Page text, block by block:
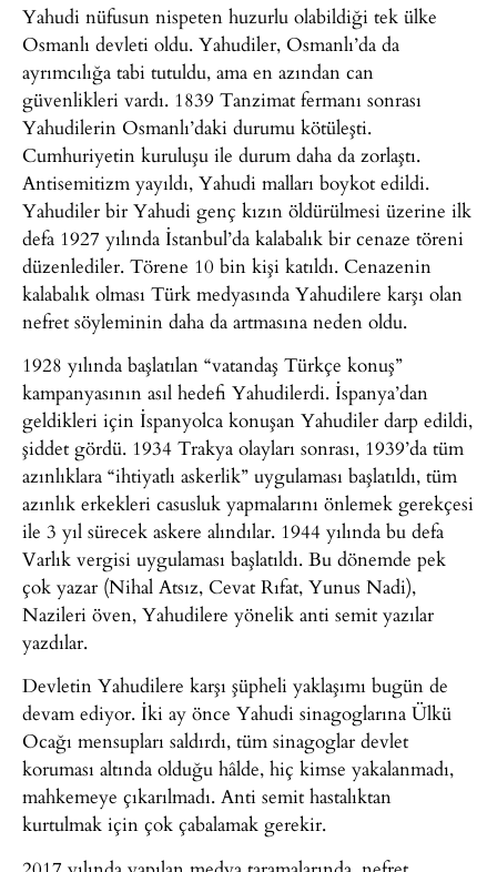
Yahudi nüfusun nispeten huzurlu olabildiği tek ülke
Osmanlı devleti oldu. Yahudiler, Osmanlı’da da
ayrımcılığa tabi tutuldu, ama en azından can
güvenlikleri vardı. 1839 Tanzimat fermanı sonrası
Yahudilerin Osmanlı’daki durumu kötüleşti.
Cumhuriyetin kuruluşu ile durum daha da zorlaştı.
Antisemitizm yayıldı, Yahudi malları boykot edildi.
Yahudiler bir Yahudi genç kızın öldürülmesi üzerine ilk
defa 1927 yılında İstanbul’da kalabalık bir cenaze töreni
düzenlediler. Törene 10 bin kişi katıldı. Cenazenin
kalabalık olması Türk medyasında Yahudilere karşı olan
nefret söyleminin daha da artmasına neden oldu.
1928 yılında başlatılan “vatandaş Türkçe konuş”
kampanyasının asıl hedefi Yahudilerdi. İspanya’dan
geldikleri için İspanyolca konuşan Yahudiler darp edildi,
şiddet gördü. 1934 Trakya olayları sonrası, 1939’da tüm
azınlıklara “ihtiyatlı askerlik” uygulaması başlatıldı, tüm
azınlık erkekleri casusluk yapmalarını önlemek gerekçesi
ile 3 yıl sürecek askere alındılar. 1944 yılında bu defa
Varlık vergisi uygulaması başlatıldı. Bu dönemde pek
çok yazar (Nihal Atsız, Cevat Rıfat, Yunus Nadi),
Nazileri öven, Yahudilere yönelik anti semit yazılar
yazdılar.
Devletin Yahudilere karşı şüpheli yaklaşımı bugün de
devam ediyor. İki ay önce Yahudi sinagoglarına Ülkü
Ocağı mensupları saldırdı, tüm sinagoglar devlet
koruması altında olduğu hâlde, hiç kimse yakalanmadı,
mahkemeye çıkarılmadı. Anti semit hastalıktan
kurtulmak için çok çabalamak gerekir.